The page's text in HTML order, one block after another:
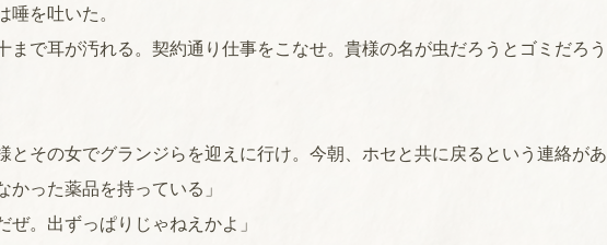
を吐いた。
まで耳が汚れる。契約通り仕事をこなせ。貴様の名が虫だろうとゴミだろう
とその女でグランジらを迎えに行け。今朝、ホセと共に戻るという連絡があ
った薬品を持っている」
ぜ。出ずっぱりじゃねえかよ」